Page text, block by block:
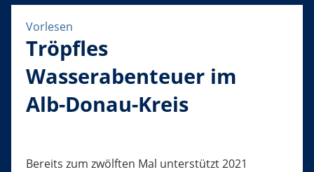
Vorlesen
Tröpfles
Wasserabenteuer im
Alb-Donau-Kreis
Bereits zum zwölften Mal unterstützt 2021